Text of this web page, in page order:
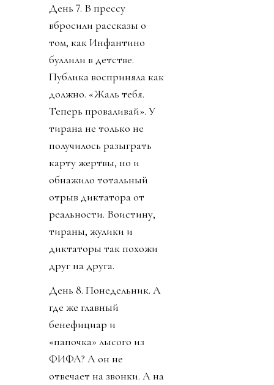
День 7. В прессу
вбросили рассказы о
том, как Инфантино
буллили в детстве.
Публика восприняла как
должно. «Жаль тебя.
Теперь проваливай». У
тирана не только не
получилось разыграть
карту жертвы, но и
обнажило тотальный
отрыв диктатора от
реальности. Воистину,
тираны, жулики и
диктаторы так похожи
друг на друга.
День 8. Понедельник. А
где же главный
бенефициар и
«папочка» лысого из
ФИФА? А он не
отвечает на звонки. А на